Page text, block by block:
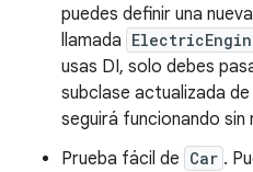
puedes definir una
llamada
usas DI, solo debes
subclase actualizada de
seguirá funcionando sin
Prueba fácil de Car .